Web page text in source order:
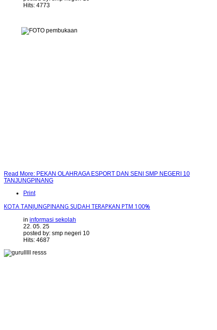
Hits: 4773
Read More: PEKAN OLAHRAGA ESPORT DAN SENI SMP NEGERI 10
TANJUNGPINANG
Print
KOTA TANJUNGPINANG SUDAH TERAPKAN PTM 100%
in informasi sekolah
22. 05. 25
posted by: smp negeri 10
Hits: 4687